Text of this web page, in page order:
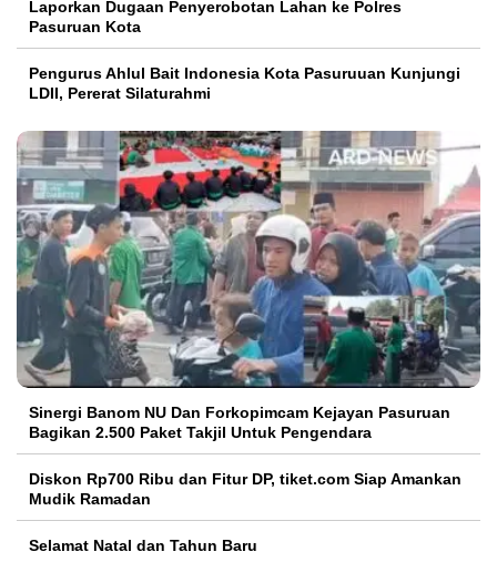
Laporkan Dugaan Penyerobotan Lahan ke Polres
Pasuruan Kota
Pengurus Ahlul Bait Indonesia Kota Pasuruuan Kunjungi
LDII, Pererat Silaturahmi
Sinergi Banom NU Dan Forkopimcam Kejayan Pasuruan
Bagikan 2.500 Paket Takjil Untuk Pengendara
Diskon Rp700 Ribu dan Fitur DP, tiket.com Siap Amankan
Mudik Ramadan
Selamat Natal dan Tahun Baru